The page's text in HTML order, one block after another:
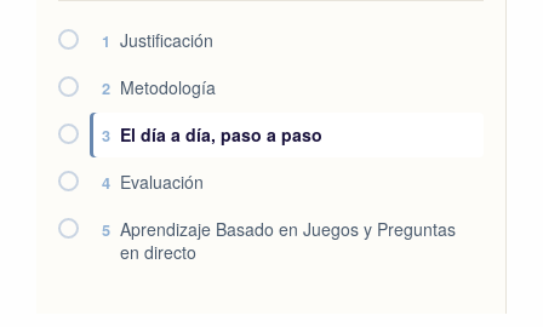
1 Justificación
2 Metodología
3 El día a día, paso a paso
4 Evaluación
5 Aprendizaje Basado en Juegos y Preguntas
en directo